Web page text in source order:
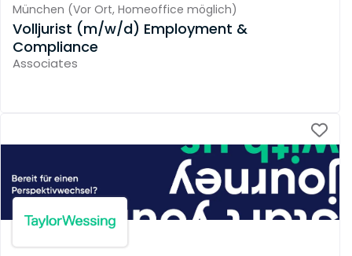
München (Vor Ort, Homeoffice möglich)
Volljurist (m/w/d) Employment &
Compliance
Associates